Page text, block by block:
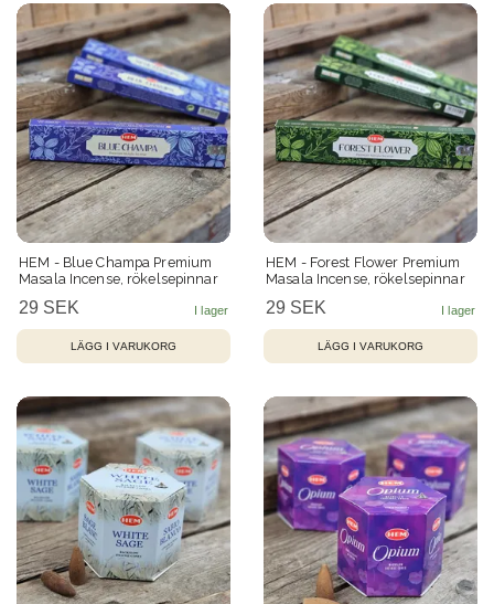
HEM - Blue Champa Premium
Masala Incense, rökelsepinnar
29 SEK
HEM - Forest Flower Premium
Masala Incense, rökelsepinnar
29 SEK